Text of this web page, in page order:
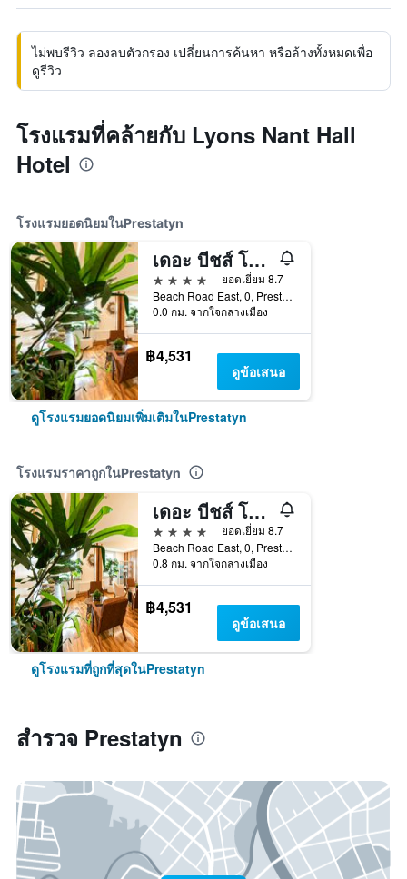
ไม่พบรีวิว ลองลบตัวกรอง เปลี่ยนการค้นหา หรือล้างทั้งหมดเพื่อ
ดูรีวิว
โรงแรมที่คล้ายกับ Lyons Nant Hall
Hotel
โรงแรมยอดนิยมในPrestatyn
เดอะ บีชส์ โฮเทล แอนด์ สปา
4 ดาว
ยอดเยี่ยม 8.7
Beach Road East, 0, Prestatyn, สหราชอาณาจักร
0.0 กม. จากใจกลางเมือง
฿4,531
ดูข้อเสนอ
ดูโรงแรมยอดนิยมเพิ่มเติมในPrestatyn
โรงแรมราคาถูกในPrestatyn
เดอะ บีชส์ โฮเทล แอนด์ สปา
4 ดาว
ยอดเยี่ยม 8.7
Beach Road East, 0, Prestatyn, สหราชอาณาจักร
0.8 กม. จากใจกลางเมือง
฿4,531
ดูข้อเสนอ
ดูโรงแรมที่ถูกที่สุดในPrestatyn
สำรวจ Prestatyn